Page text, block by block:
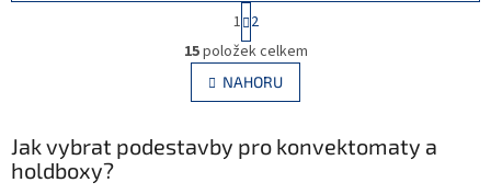
O
v
l
á
a
t
r
á
n
k
v
á
1 2
15položek celkem
NAHORU
Jak vybrat podestavby pro konvektomaty a
holdboxy?